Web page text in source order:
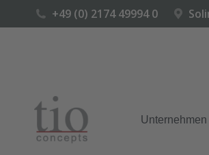
+49 (0) 2174 49994 0
Unternehmen